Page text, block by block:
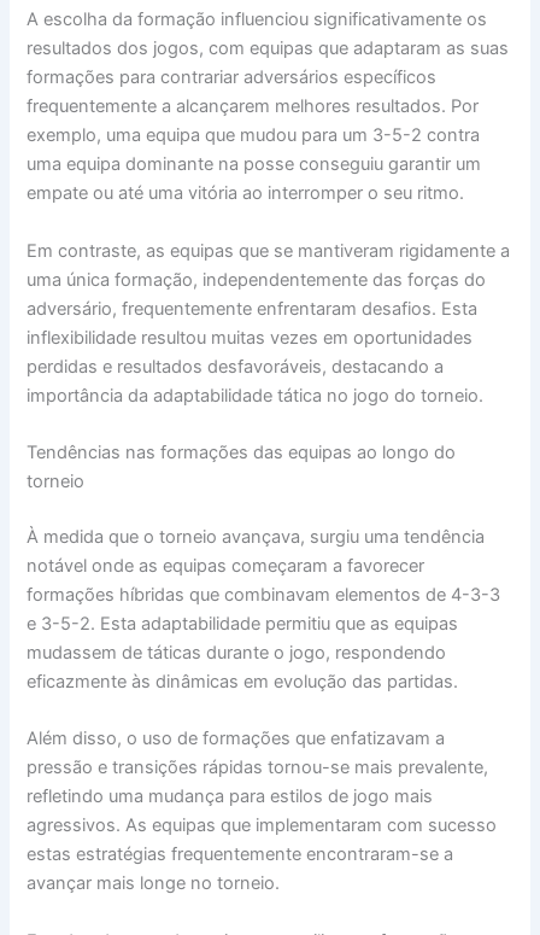
A escolha da formação influenciou significativamente os
resultados dos jogos, com equipas que adaptaram as suas
formações para contrariar adversários específicos
frequentemente a alcançarem melhores resultados. Por
exemplo, uma equipa que mudou para um 3-5-2 contra
uma equipa dominante na posse conseguiu garantir um
empate ou até uma vitória ao interromper o seu ritmo.
Em contraste, as equipas que se mantiveram rigidamente a
uma única formação, independentemente das forças do
adversário, frequentemente enfrentaram desafios. Esta
inflexibilidade resultou muitas vezes em oportunidades
perdidas e resultados desfavoráveis, destacando a
importância da adaptabilidade tática no jogo do torneio.
Tendências nas formações das equipas ao longo do
torneio
À medida que o torneio avançava, surgiu uma tendência
notável onde as equipas começaram a favorecer
formações híbridas que combinavam elementos de 4-3-3
e 3-5-2. Esta adaptabilidade permitiu que as equipas
mudassem de táticas durante o jogo, respondendo
eficazmente às dinâmicas em evolução das partidas.
Além disso, o uso de formações que enfatizavam a
pressão e transições rápidas tornou-se mais prevalente,
refletindo uma mudança para estilos de jogo mais
agressivos. As equipas que implementaram com sucesso
estas estratégias frequentemente encontraram-se a
avançar mais longe no torneio.